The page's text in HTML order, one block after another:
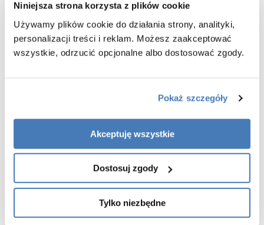
Niniejsza strona korzysta z plików cookie
Używamy plików cookie do działania strony, analityki,
personalizacji treści i reklam. Możesz zaakceptować
wszystkie, odrzucić opcjonalne albo dostosować zgody.
Pokaż szczegóły
Akceptuję wszystkie
Dostosuj zgody
Tylko niezbędne
uchwyt 80 cm seria Diamond Gold
Czarna szafka z czarną umywalką
złoty uchwyt 60 cm seria Diamond
Gold Gante C